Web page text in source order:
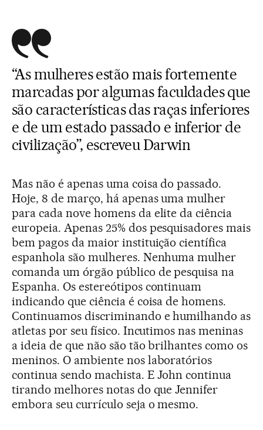
“As mulheres estão mais fortemente
marcadas por algumas faculdades que
são características das raças inferiores
e de um estado passado e inferior de
civilização”, escreveu Darwin
Mas não é apenas uma coisa do passado.
Hoje, 8 de março, há apenas uma mulher
para cada nove homens da elite da ciência
europeia. Apenas 25% dos pesquisadores mais
bem pagos da maior instituição científica
espanhola são mulheres. Nenhuma mulher
comanda um órgão público de pesquisa na
Espanha. Os estereótipos continuam
indicando que ciência é coisa de homens.
Continuamos discriminando e humilhando as
atletas por seu físico. Incutimos nas meninas
a ideia de que não são tão brilhantes como os
meninos. O ambiente nos laboratórios
continua sendo machista. E John continua
tirando melhores notas do que Jennifer
embora seu currículo seja o mesmo.